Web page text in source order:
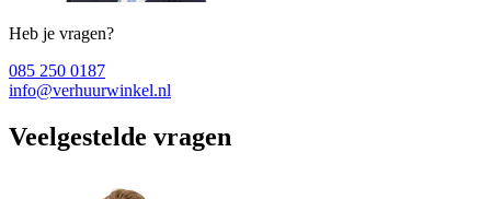
Heb je vragen?
085 250 0187
info@verhuurwinkel.nl
Veelgestelde vragen